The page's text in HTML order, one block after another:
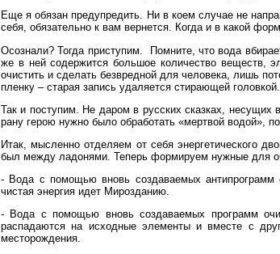
Еще я обязан предупредить. Ни в коем случае не
себя, обязательно к вам вернется. Когда и в какой
Осознали? Тогда приступим. Помните, что вода
же в ней содержится большое количество веществ,
очистить и сделать безвредной для человека, лишь
пленку – старая запись удаляется стирающей головкой.
Так и поступим. Не даром в русских сказках, несущих
рану герою нужно было обработать «мертвой водой»,
Итак, мысленно отделяем от себя энергетического
был между ладонями. Теперь формируем нужные для
- Вода с помощью вновь создаваемых антипрограмм
чистая энергия идет Мирозданию.
- Вода с помощью вновь создаваемых программ
распадаются на исходные элементы и вместе с
месторождения.